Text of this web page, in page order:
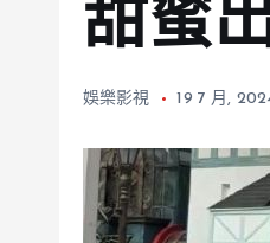
甜蜜
娛樂影視 19 7 月,